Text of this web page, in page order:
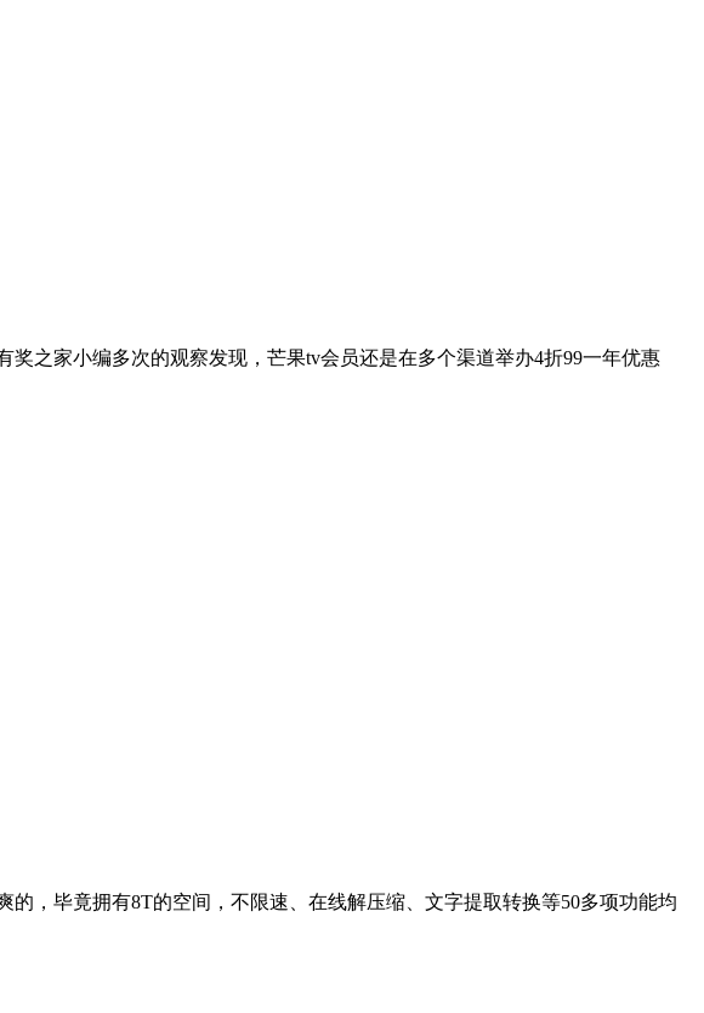
之家小编多次的观察发现，芒果tv会员还是在多个渠道举办4折99一年优惠
，毕竟拥有8T的空间，不限速、在线解压缩、文字提取转换等50多项功能均